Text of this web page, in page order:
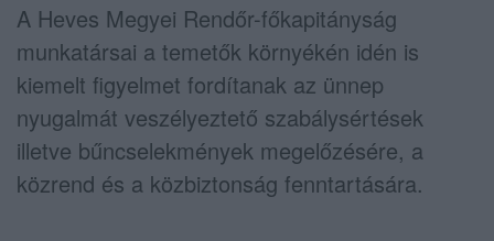
A Heves Megyei Rendőr-főkapitányság
munkatársai a temetők környékén idén is
kiemelt figyelmet fordítanak az ünnep
nyugalmát veszélyeztető szabálysértések
illetve bűncselekmények megelőzésére, a
közrend és a közbiztonság fenntartására.